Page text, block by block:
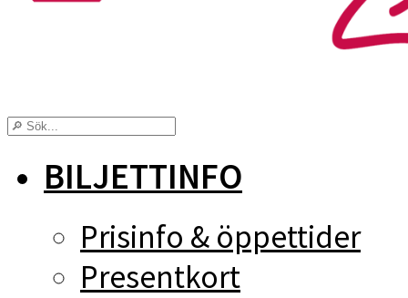
BILJETTINFO
Prisinfo & öppettider
Presentkort